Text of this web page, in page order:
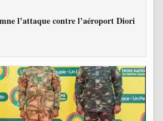
l’attaque contre l’aéroport Diori